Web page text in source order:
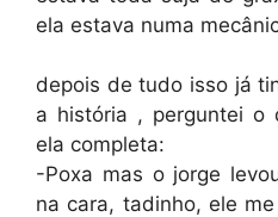
ela estava numa
depois de tudo isso já
a história , perguntei o
ela completa:
-Poxa mas o jorge
na cara, tadinho, ele